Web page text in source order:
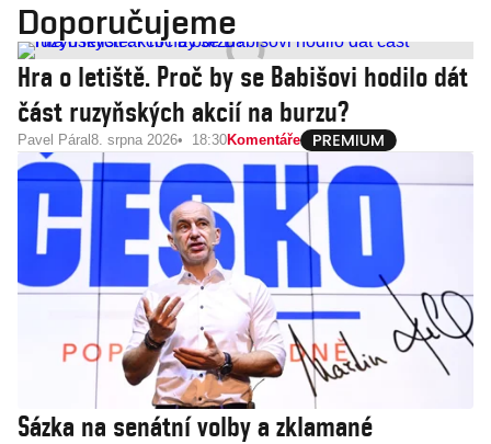
Doporučujeme
Hra o letiště. Proč by se Babišovi hodilo dát
část ruzyňských akcií na burzu?
Pavel Páral 8. srpna 2026 18:30Komentáře
Sázka na senátní volby a zklamané